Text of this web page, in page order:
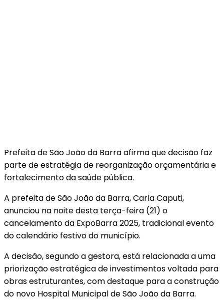
Prefeita de São João da Barra afirma que decisão faz
parte de estratégia de reorganização orçamentária e
fortalecimento da saúde pública.
A prefeita de São João da Barra, Carla Caputi,
anunciou na noite desta terça-feira (21) o
cancelamento da ExpoBarra 2025, tradicional evento
do calendário festivo do município.
A decisão, segundo a gestora, está relacionada a uma
priorização estratégica de investimentos voltada para
obras estruturantes, com destaque para a construção
do novo Hospital Municipal de São João da Barra.